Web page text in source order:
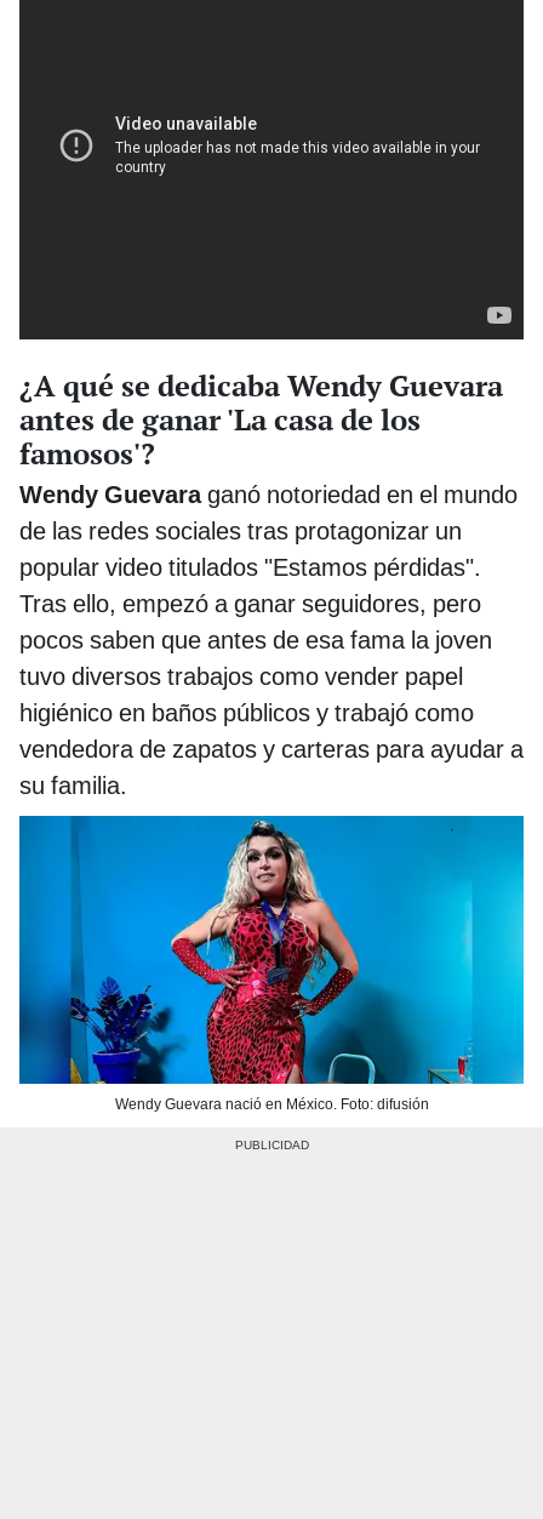
¿A qué se dedicaba Wendy Guevara
antes de ganar 'La casa de los
famosos'?
Wendy Guevaraganó notoriedad en el mundo
de las redes sociales tras protagonizar un
popular video titulados "Estamos pérdidas".
Tras ello, empezó a ganar seguidores, pero
pocos saben que antes de esa fama la joven
tuvo diversos trabajos como vender papel
higiénico en baños públicos y trabajó como
vendedora de zapatos y carteras para ayudar a
su familia.
Wendy Guevara nació en México. Foto: difusión